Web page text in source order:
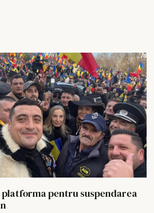
platforma pentru suspendarea